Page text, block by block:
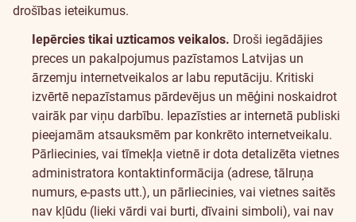
drošības ieteikumus.
Iepērcies tikai uzticamos veikalos. Droši iegādājies
preces un pakalpojumus pazīstamos Latvijas un
ārzemju internetveikalos ar labu reputāciju. Kritiski
izvērtē nepazīstamus pārdevējus un mēģini noskaidrot
vairāk par viņu darbību. Iepazīsties ar internetā publiski
pieejamām atsauksmēm par konkrēto internetveikalu.
Pārliecinies, vai tīmekļa vietnē ir dota detalizēta vietnes
administratora kontaktinformācija (adrese, tālruņa
numurs, e-pasts utt.), un pārliecinies, vai vietnes saitēs
nav kļūdu (lieki vārdi vai burti, dīvaini simboli), vai nav